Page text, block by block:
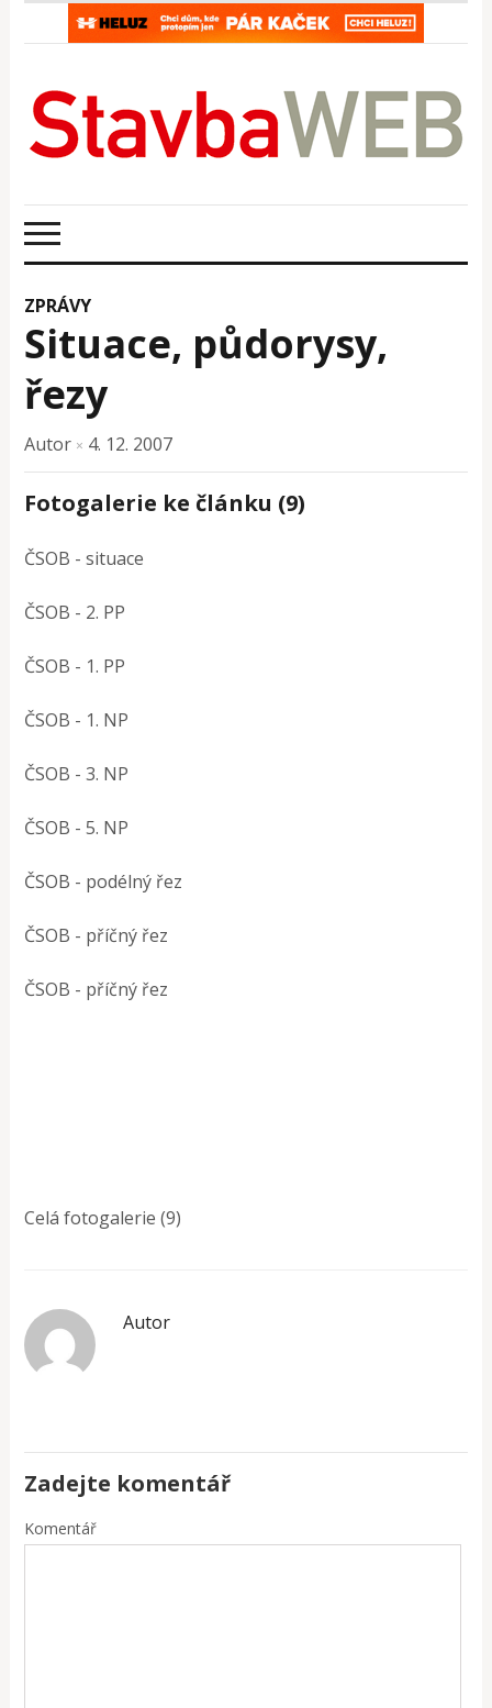
ZPRÁVY
Situace, půdorysy,
řezy
Autor × 4. 12. 2007
Fotogalerie ke článku (9)
ČSOB - situace
ČSOB - 2. PP
ČSOB - 1. PP
ČSOB - 1. NP
ČSOB - 3. NP
ČSOB - 5. NP
ČSOB - podélný řez
ČSOB - příčný řez
ČSOB - příčný řez
Celá fotogalerie (9)
Autor
Zadejte komentář
Komentář